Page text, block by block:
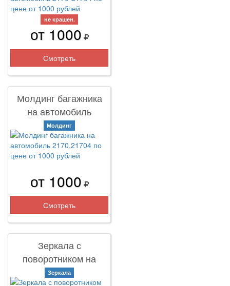
не крашен.
от 1000
Смотреть
Молдинг багажника
на автомобиль
2170,21704
Молдинг
от 1000
Смотреть
Зеркала с
поворотником на
автомобиль 21704
Зеркала